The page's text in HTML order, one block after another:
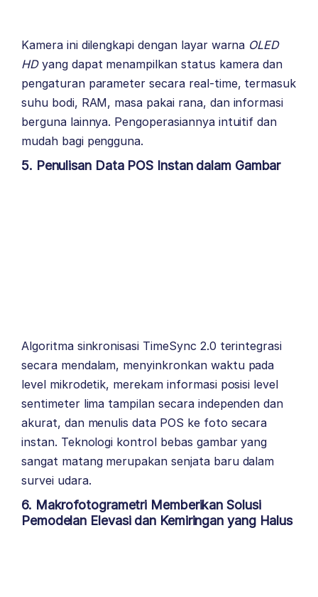
Kamera ini dilengkapi dengan layar warna OLED
HDyang dapat menampilkan status kamera dan
pengaturan parameter secara real-time, termasuk
suhu bodi, RAM, masa pakai rana, dan informasi
berguna lainnya. Pengoperasiannya intuitif dan
mudah bagi pengguna.
5. Penulisan Data POS Instan dalam Gambar
Algoritma sinkronisasi TimeSync 2.0 terintegrasi
secara mendalam, menyinkronkan waktu pada
level mikrodetik, merekam informasi posisi level
sentimeter lima tampilan secara independen dan
akurat, dan menulis data POS ke foto secara
instan. Teknologi kontrol bebas gambar yang
sangat matang merupakan senjata baru dalam
survei udara.
6. Makrofotogrametri Memberikan Solusi
Pemodelan Elevasi dan Kemiringan yang Halus